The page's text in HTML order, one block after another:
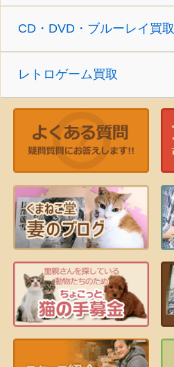
CD・DVD・ブルーレイ買取
レトロゲーム買取